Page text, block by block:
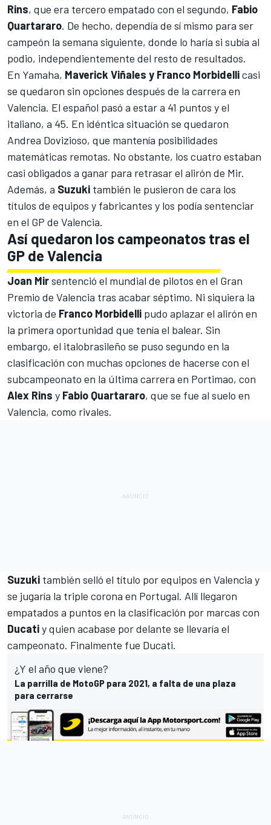
Rins, que era tercero empatado con el segundo, Fabio
Quartararo. De hecho, dependía de sí mismo para ser
campeón la semana siguiente, donde lo haría si subía al
podio, independientemente del resto de resultados.
En Yamaha, Maverick Viñales y Franco Morbidellicasi
se quedaron sin opciones después de la carrera en
Valencia. El español pasó a estar a 41 puntos y el
italiano, a 45. En idéntica situación se quedaron
Andrea Dovizioso, que mantenía posibilidades
matemáticas remotas. No obstante, los cuatro estaban
casi obligados a ganar para retrasar el alirón de Mir.
Además, a Suzuki también le pusieron de cara los
títulos de equipos y fabricantes y los podía sentenciar
en el GP de Valencia.
Así quedaron los campeonatos tras el
GP de Valencia
Joan Mirsentenció el mundial de pilotos en el Gran
Premio de Valencia tras acabar séptimo. Ni siquiera la
victoria de Franco Morbidelli pudo aplazar el alirón en
la primera oportunidad que tenía el balear. Sin
embargo, el italobrasileño se puso segundo en la
clasificación con muchas opciones de hacerse con el
subcampeonato en la última carrera en Portimao, con
Alex Rins y Fabio Quartararo, que se fue al suelo en
Valencia, como rivales.
Suzuki también selló el título por equipos en Valencia y
se jugaría la triple corona en Portugal. Allí llegaron
empatados a puntos en la clasificación por marcas con
Ducatiy quien acabase por delante se llevaría el
campeonato. Finalmente fue Ducati.
¿Y el año que viene?
La parrilla de MotoGP para 2021, a falta de una plaza
para cerrarse